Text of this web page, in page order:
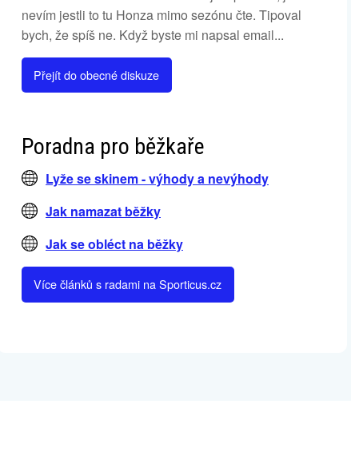
nevím jestli to tu Honza mimo sezónu čte. Tipoval
bych, že spíš ne. Když byste mi napsal email...
Přejít do obecné diskuze
Poradna pro běžkaře
Lyže se skinem - výhody a nevýhody
Jak namazat běžky
Jak se obléct na běžky
Více článků s radami na Sporticus.cz